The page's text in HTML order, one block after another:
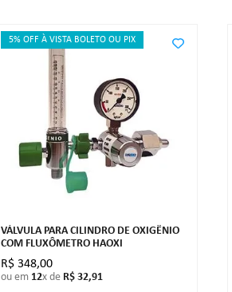
5% OFF À VISTA BOLETO OU PIX
VÁLVULA PARA CILINDRO DE OXIGÊNIO
COM FLUXÔMETRO HAOXI
R$ 348,00
ou em 12x de R$ 32,91